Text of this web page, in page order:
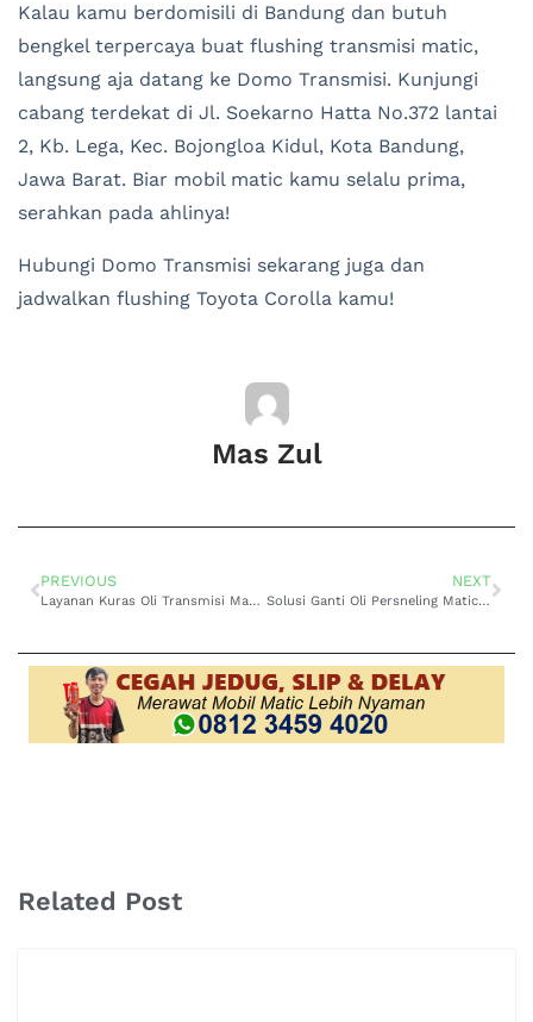
Kalau kamu berdomisili di Bandung dan butuh
bengkel terpercaya buat flushing transmisi matic,
langsung aja datang ke Domo Transmisi. Kunjungi
cabang terdekat di Jl. Soekarno Hatta No.372 lantai
2, Kb. Lega, Kec. Bojongloa Kidul, Kota Bandung,
Jawa Barat. Biar mobil matic kamu selalu prima,
serahkan pada ahlinya!
Hubungi Domo Transmisi sekarang juga dan
jadwalkan flushing Toyota Corolla kamu!
Mas Zul
PREVIOUS
Layanan Kuras Oli Transmisi Matic Toyota Fortuner di Cibaduyut yang Aman dan Terpercaya
NEXT
Solusi Ganti Oli Persneling Matic Toyota Camry di Cibaduyut
Related Post